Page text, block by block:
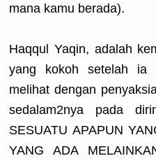
mana kamu berada).
Haqqul Yaqin, adalah
yang kokoh setelah ia
melihat dengan
sedalam2nya pada
SESUATU APAPUN
YANG ADA